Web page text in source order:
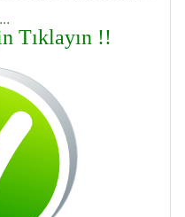
Tıklayın !!